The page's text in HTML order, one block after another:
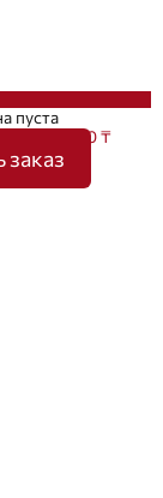
пуста
на сумму0 ₸